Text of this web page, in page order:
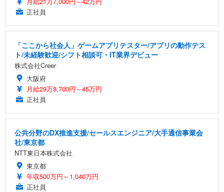
正社員
「ここから社会人」ゲームアプリテスター/アプリの動作テス
ト/未経験歓迎/シフト相談可・IT業界デビュー
株式会社Creer
大阪府
月給29万8,700円～45万円
正社員
公共分野のDX推進支援/セールスエンジニア/大手通信事業会
社/東京都
NTT東日本株式会社
東京都
年収500万円～1,040万円
正社員